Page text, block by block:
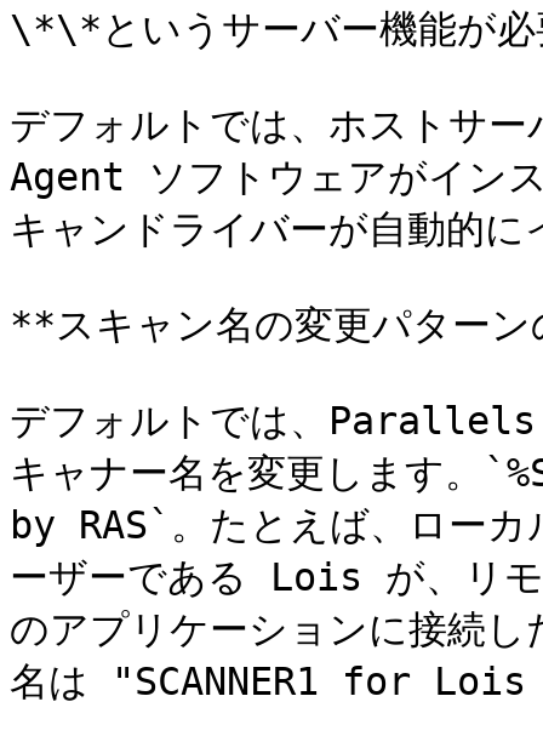
\*\*というサーバー機能が必
デフォルトでは、ホストサ
Agent ソフトウェアがイン
キャンドライバーが自動的
**スキャン名の変更パター
デフォルトでは、Parallels
キャナー名を変更します。
by RAS`。たとえば、ローカ
ーザーである Lois が、リモ
のアプリケーションに接続
名は "SCANNER1 for Lois